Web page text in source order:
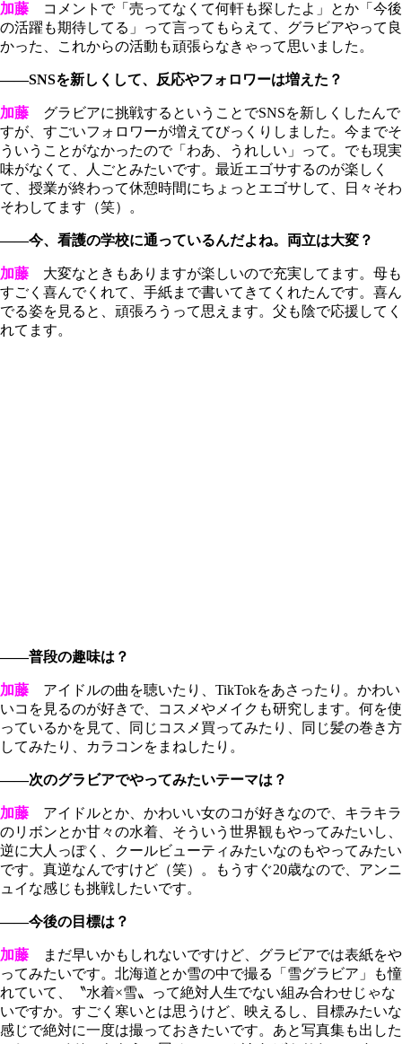
加藤 コメントで「売ってなくて何軒も探したよ」とか「今後
の活躍も期待してる」って言ってもらえて、グラビアやって良
かった、これからの活動も頑張らなきゃって思いました。
――SNSを新しくして、反応やフォロワーは増えた？
加藤 グラビアに挑戦するということでSNSを新しくしたんで
すが、すごいフォロワーが増えてびっくりしました。今までそ
ういうことがなかったので「わあ、うれしい」って。でも現実
味がなくて、人ごとみたいです。最近エゴサするのが楽しく
て、授業が終わって休憩時間にちょっとエゴサして、日々そわ
そわしてます（笑）。
――今、看護の学校に通っているんだよね。両立は大変？
加藤 大変なときもありますが楽しいので充実してます。母も
すごく喜んでくれて、手紙まで書いてきてくれたんです。喜ん
でる姿を見ると、頑張ろうって思えます。父も陰で応援してく
れてます。
――普段の趣味は？
加藤 アイドルの曲を聴いたり、TikTokをあさったり。かわい
いコを見るのが好きで、コスメやメイクも研究します。何を使
っているかを見て、同じコスメ買ってみたり、同じ髪の巻き方
してみたり、カラコンをまねしたり。
――次のグラビアでやってみたいテーマは？
加藤 アイドルとか、かわいい女のコが好きなので、キラキラ
のリボンとか甘々の水着、そういう世界観もやってみたいし、
逆に大人っぽく、クールビューティみたいなのもやってみたい
です。真逆なんですけど（笑）。もうすぐ20歳なので、アンニ
ュイな感じも挑戦したいです。
――今後の目標は？
加藤 まだ早いかもしれないですけど、グラビアでは表紙をや
ってみたいです。北海道とか雪の中で撮る「雪グラビア」も憧
れていて、〝水着×雪〟って絶対人生でない組み合わせじゃな
いですか。すごく寒いとは思うけど、映えるし、目標みたいな
感じで絶対に一度は撮っておきたいです。あと写真集も出した